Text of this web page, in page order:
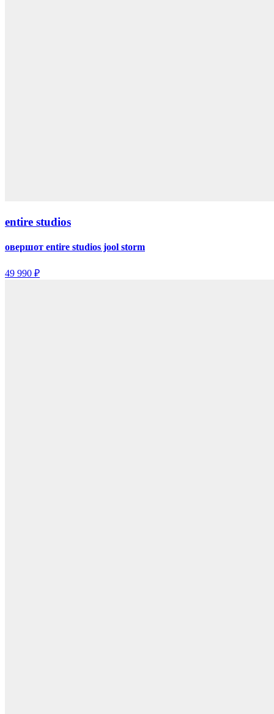
entire studios
овершот entire studios jool storm
49 990 ₽